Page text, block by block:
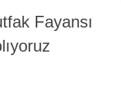
Fayansı